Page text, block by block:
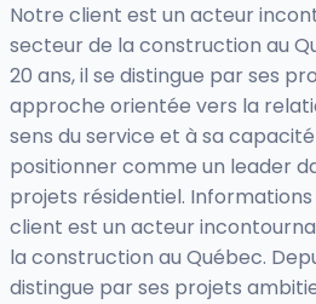
Notre client est un acteur
secteur de la construction au
20 ans, il se distingue par ses
approche orientée vers la
sens du service et à sa capacité
positionner comme un leader
projets résidentiel.
client est un acteur
la construction au Québec.
distingue par ses projets